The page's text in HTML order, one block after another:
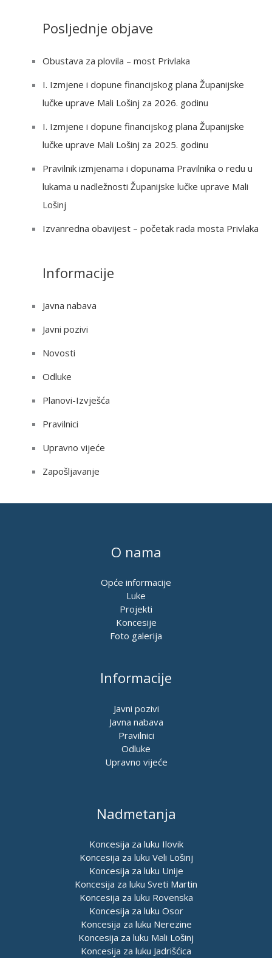
r
f
o
r
:
Posljednje objave
Obustava za plovila – most Privlaka
I. Izmjene i dopune financijskog plana Županijske
lučke uprave Mali Lošinj za 2026. godinu
I. Izmjene i dopune financijskog plana Županijske
lučke uprave Mali Lošinj za 2025. godinu
Pravilnik izmjenama i dopunama Pravilnika o redu u
lukama u nadležnosti Županijske lučke uprave Mali
Lošinj
Izvanredna obavijest – početak rada mosta Privlaka
Informacije
Javna nabava
Javni pozivi
Novosti
Odluke
Planovi-Izvješća
Pravilnici
Upravno vijeće
Zapošljavanje
O nama
Opće informacije
Luke
Projekti
Koncesije
Foto galerija
Informacije
Javni pozivi
Javna nabava
Pravilnici
Odluke
Upravno vijeće
Nadmetanja
Koncesija za luku Ilovik
Koncesija za luku Veli Lošinj
Koncesija za luku Unije
Koncesija za luku Sveti Martin
Koncesija za luku Rovenska
Koncesija za luku Osor
Koncesija za luku Nerezine
Koncesija za luku Mali Lošinj
Koncesija za luku Jadrišćica